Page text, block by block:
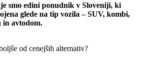
smo edini ponudnik v Sloveniji, ki
glede na tip vozila – SUV, kombi,
in avtodom.
od cenejših alternativ?